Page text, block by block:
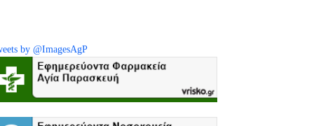
by @ImagesAgP